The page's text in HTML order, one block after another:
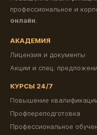
профессиональное и
онлайн.
АКАДЕМИЯ
Лицензия и документы
Акции и спец.
КУРСЫ 24/7
Повышение
Профпереподготовка
Профессиональное